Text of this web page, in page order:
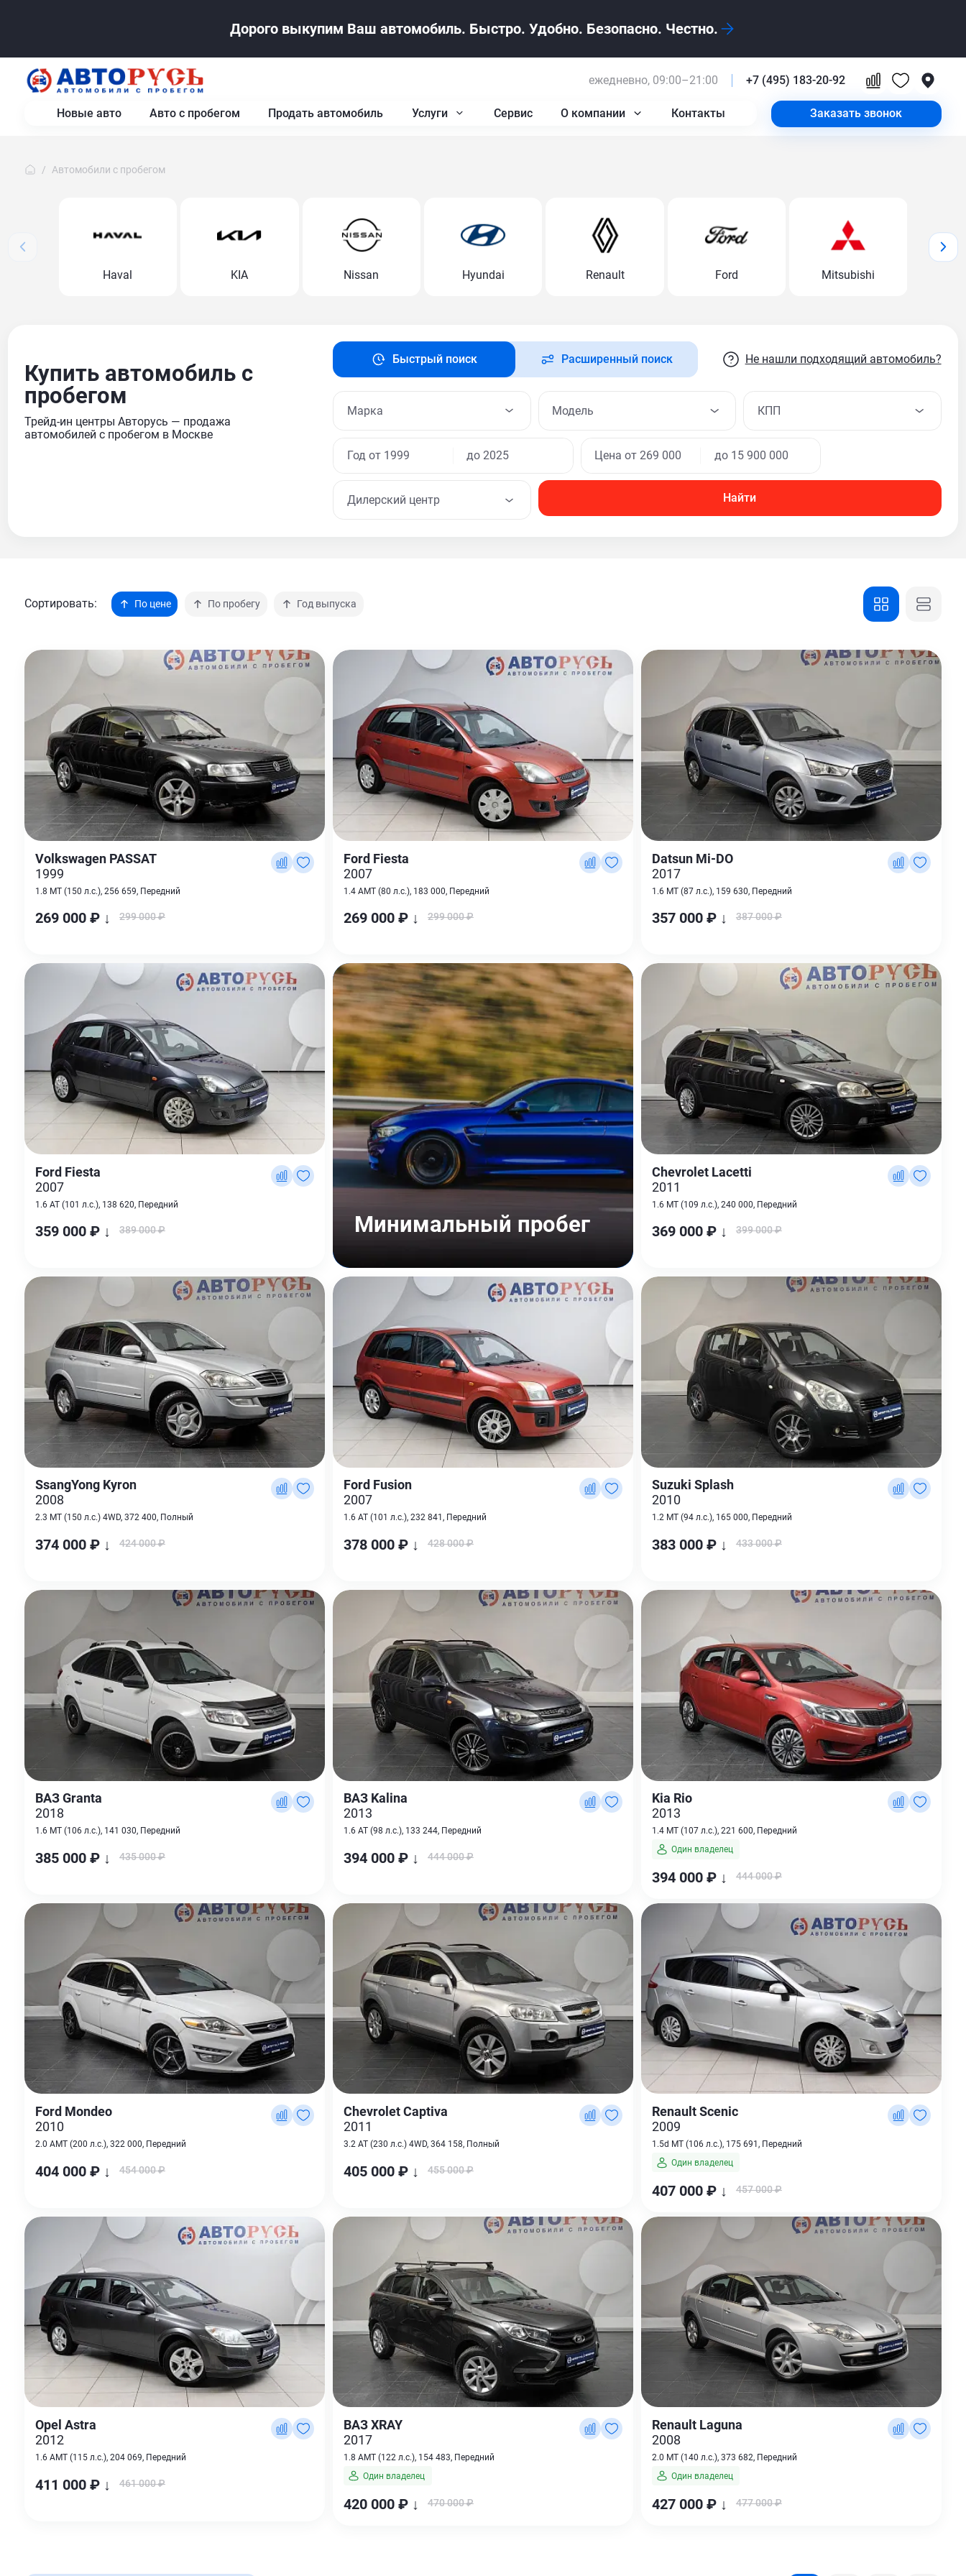
Дорого выкупим Ваш автомобиль. Быстро. Удобно. Безопасно. Честно.
Новые авто Авто с пробегом Продать автомобиль Услуги Сервис О компании Контакты
ежедневно, 09:00–21:00 +7 (495) 183-20-92
Заказать звонок
Автомобили с пробегом
Haval KIA Nissan Hyundai Renault Ford Mitsubishi
Купить автомобиль с
пробегом
Трейд-ин центры Авторусь — продажа
автомобилей с пробегом в Москве
Быстрый поиск Расширенный поиск Не нашли подходящий автомобиль?
Модель КПП
Дилерский центр Найти
Сортировать: По цене По пробегу Год выпуска
Volkswagen PASSAT
1999
1.8 MT (150 л.с.), 256 659, Передний
269 000 ₽ ↓ 299 000 ₽
Ford Fiesta
2007
1.4 AMT (80 л.с.), 183 000, Передний
269 000 ₽ ↓ 299 000 ₽
Datsun Mi-DO
2017
1.6 MT (87 л.с.), 159 630, Передний
357 000 ₽ ↓ 387 000 ₽
Ford Fiesta
2007
1.6 AT (101 л.с.), 138 620, Передний
359 000 ₽ ↓ 389 000 ₽ Минимальный пробег
Chevrolet Lacetti
2011
1.6 MT (109 л.с.), 240 000, Передний
369 000 ₽ ↓ 399 000 ₽
SsangYong Kyron
2008
2.3 MT (150 л.с.) 4WD, 372 400, Полный
374 000 ₽ ↓ 424 000 ₽
Ford Fusion
2007
1.6 AT (101 л.с.), 232 841, Передний
378 000 ₽ ↓ 428 000 ₽
Suzuki Splash
2010
1.2 MT (94 л.с.), 165 000, Передний
383 000 ₽ ↓ 433 000 ₽
ВАЗ Granta
2018
1.6 MT (106 л.с.), 141 030, Передний
385 000 ₽ ↓ 435 000 ₽
ВАЗ Kalina
2013
1.6 AT (98 л.с.), 133 244, Передний
394 000 ₽ ↓ 444 000 ₽
Kia Rio
2013
1.4 MT (107 л.с.), 221 600, Передний
Один владелец
394 000 ₽ ↓ 444 000 ₽
Ford Mondeo
2010
2.0 AMT (200 л.с.), 322 000, Передний
404 000 ₽ ↓ 454 000 ₽
Chevrolet Captiva
2011
3.2 AT (230 л.с.) 4WD, 364 158, Полный
405 000 ₽ ↓ 455 000 ₽
Renault Scenic
2009
1.5d MT (106 л.с.), 175 691, Передний
Один владелец
407 000 ₽ ↓ 457 000 ₽
Opel Astra
2012
1.6 AMT (115 л.с.), 204 069, Передний
411 000 ₽ ↓ 461 000 ₽
ВАЗ XRAY
2017
1.8 AMT (122 л.с.), 154 483, Передний
Один владелец
420 000 ₽ ↓ 470 000 ₽
Renault Laguna
2008
2.0 MT (140 л.с.), 373 682, Передний
Один владелец
427 000 ₽ ↓ 477 000 ₽